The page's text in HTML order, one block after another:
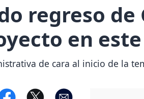
regreso de
en este
de cara al inicio de la